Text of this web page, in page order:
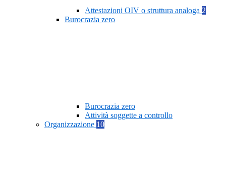
Attestazioni OIV o struttura analoga 2
Burocrazia zero
Burocrazia zero
Attività soggette a controllo
Organizzazione 10